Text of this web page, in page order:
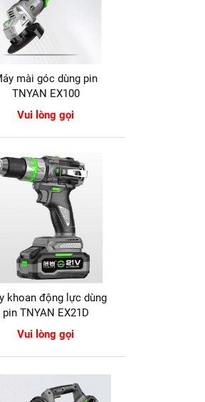
mài góc dùng pin
TNYAN EX100
Vui lòng gọi
khoan động lực dùng
pin TNYAN EX21D
Vui lòng gọi